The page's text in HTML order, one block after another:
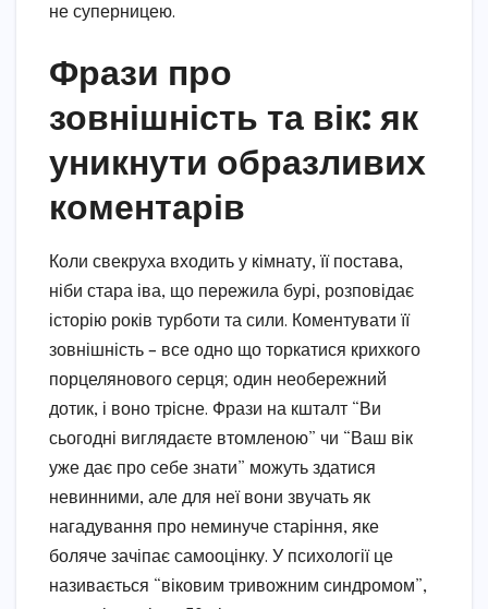
не суперницею.
Фрази про
зовнішність та вік: як
уникнути образливих
коментарів
Коли свекруха входить у кімнату, її постава,
ніби стара іва, що пережила бурі, розповідає
історію років турботи та сили. Коментувати її
зовнішність – все одно що торкатися крихкого
порцелянового серця; один необережний
дотик, і воно трісне. Фрази на кшталт “Ви
сьогодні виглядаєте втомленою” чи “Ваш вік
уже дає про себе знати” можуть здатися
невинними, але для неї вони звучать як
нагадування про неминуче старіння, яке
боляче зачіпає самооцінку. У психології це
називається “віковим тривожним синдромом”,